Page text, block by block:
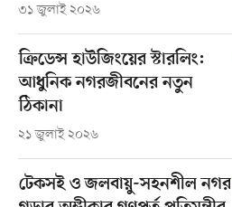
৩১ জুলাই ২০২৬
ক্রিডেন্স হাউজিংয়ের স্টারলিং:
আধুনিক নগরজীবনের নতুন
ঠিকানা
২১ জুলাই ২০২৬
টেকসই ও জলবায়ু-সহনশীল নগর